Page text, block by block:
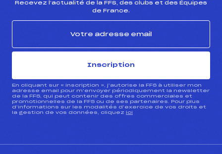
Recevez l’actualité de la FFS, des clubs et des Équipes
de France.
Inscription
En cliquant sur « inscription », j’autorise la FFS à utiliser mon
adresse email pour m’envoyer périodiquement la newsletter
de la FFS, qui peut contenir des offres commerciales et
promotionnelles de la FFS ou de ses partenaires. Pour plus
d’informations sur les modalités d’exercice de vos droits et
la gestion de vos données, cliquez ici